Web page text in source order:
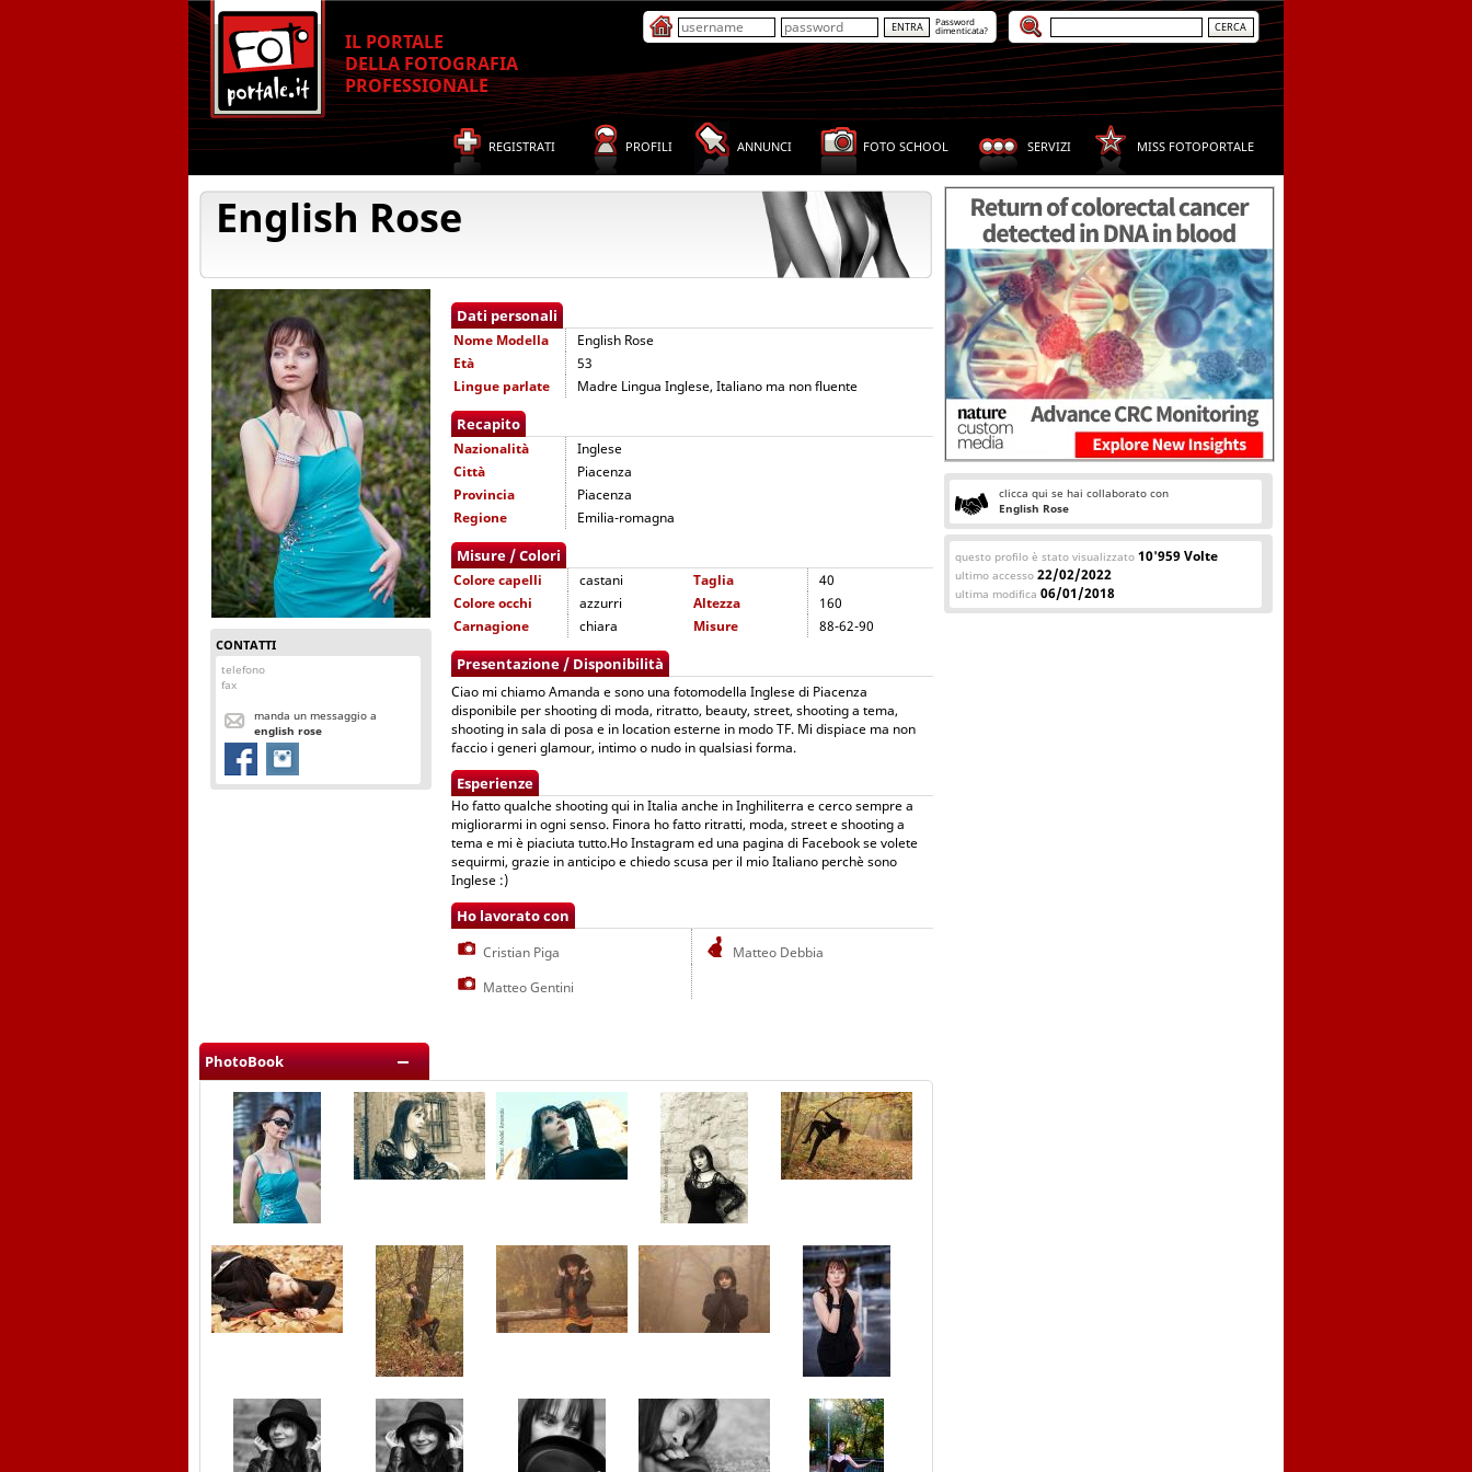
IL PORTALE
DELLA FOTOGRAFIA
PROFESSIONALE
Password
dimenticata?
REGISTRATI PROFILI ANNUNCI FOTO SCHOOL SERVIZI MISS FOTOPORTALE
English Rose
CONTATTI
telefono
fax
manda un messaggio a
english rose
Dati personali
Nome Modella
English Rose
Età
53
Lingue parlate
Madre Lingua Inglese, Italiano ma non fluente
Recapito
Nazionalità
Inglese
Città
Piacenza
Provincia
Piacenza
Regione
Emilia-romagna
Misure / Colori
Colore capelli castani Taglia
40
Colore occhi
azzurri Altezza
160
Carnagione
chiara Misure 88-62-90
Presentazione / Disponibilità
Ciao mi chiamo Amanda e sono una fotomodella Inglese di Piacenza
disponibile per shooting di moda, ritratto, beauty, street, shooting a tema,
shooting in sala di posa e in location esterne in modo TF. Mi dispiace ma non
faccio i generi glamour, intimo o nudo in qualsiasi forma.
Esperienze
Ho fatto qualche shooting qui in Italia anche in Inghiliterra e cerco sempre a
migliorarmi in ogni senso. Finora ho fatto ritratti, moda, street e shooting a
tema e mi è piaciuta tutto.Ho Instagram ed una pagina di Facebook se volete
sequirmi, grazie in anticipo e chiedo scusa per il mio Italiano perchè sono
Inglese :)
Ho lavorato con
Cristian Piga
Matteo Debbia
Matteo Gentini
PhotoBook
clicca qui se hai collaborato con
English Rose
questo profilo è stato visualizzato 10'959 Volte
ultimo accesso 22/02/2022
ultima modifica 06/01/2018